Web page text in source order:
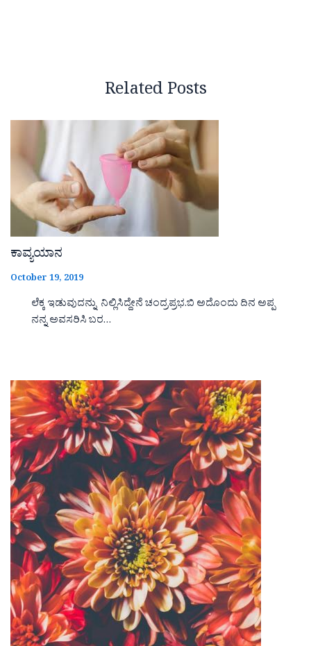
Related Posts
ಕಾವ್ಯಯಾನ
October 19, 2019
ಲೆಕ್ಕ ಇಡುವುದನ್ನು ನಿಲ್ಲಿಸಿದ್ದೇನೆ ಚಂದ್ರಪ್ರಭ.ಬಿ ಅದೊಂದು ದಿನ ಅಪ್ಪ
ನನ್ನ ಅವಸರಿಸಿ ಬರ…